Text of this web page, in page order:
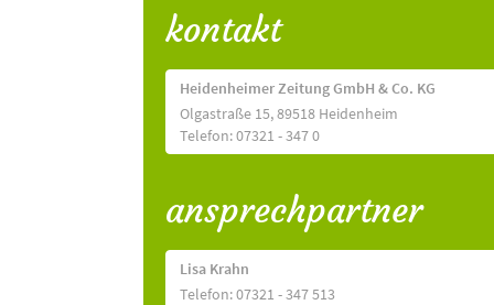
kontakt
Heidenheimer Zeitung GmbH & Co. KG
Olgastraße 15, 89518 Heidenheim
Telefon: 07321 - 347 0
ansprechpartner
Lisa Krahn
Telefon: 07321 - 347 513